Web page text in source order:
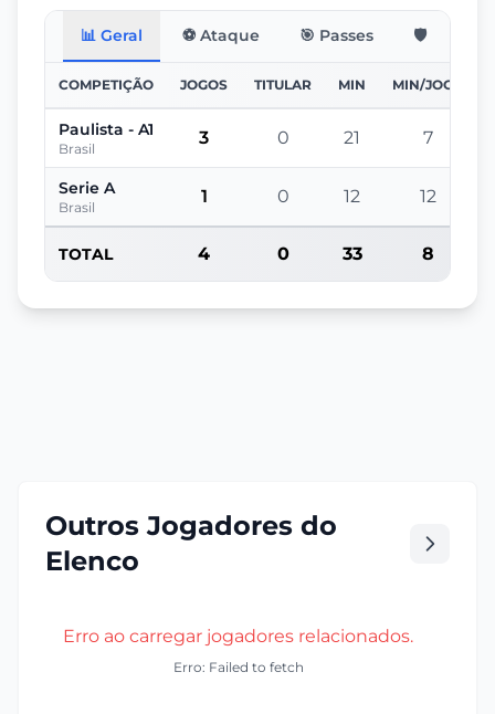
📊 Geral ⚽ Ataque 🎯 Passes 🛡️ Defesa
COMPETIÇÃO JOGOS TITULAR MIN MIN/JOGO
Paulista - A1
Brasil
3 0 21 7
Serie A
Brasil
1 0 12 12
TOTAL 4 0 33 8
Outros Jogadores do
Elenco
Erro ao carregar jogadores relacionados.
Erro: Failed to fetch